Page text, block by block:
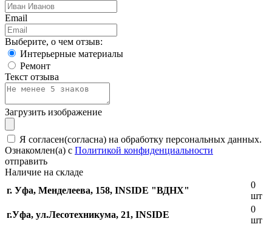
Email
Выберите, о чем отзыв:
Интерьерные материалы
Ремонт
Текст отзыва
Загрузить изображение
Я согласен(согласна) на обработку персональных данных.
Ознакомлен(а) с Политикой конфиденциальности
отправить
Наличие на складе
г. Уфа, Менделеева, 158, INSIDE "ВДНХ"
0
шт
г.Уфа, ​ул.Лесотехникума, 21, INSIDE
0
шт